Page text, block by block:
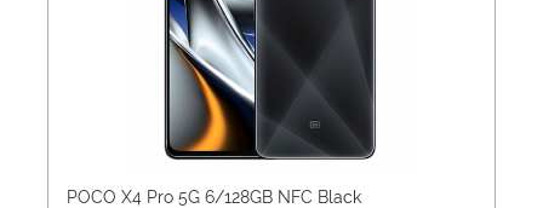
POCO X4 Pro 5G 6/128GB NFC Black